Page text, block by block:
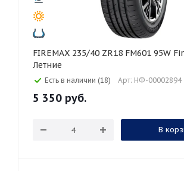
FIREMAX 235/40 ZR18 FM601 95W Firemax
Летние
Есть в наличии (18) Арт: НФ-00002894
5 350 руб.
В